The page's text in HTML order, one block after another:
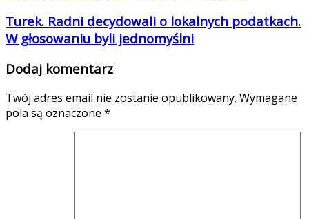
Turek. Radni decydowali o lokalnych podatkach.
W głosowaniu byli jednomyślni
Dodaj komentarz
Twój adres email nie zostanie opublikowany. Wymagane
pola są oznaczone *